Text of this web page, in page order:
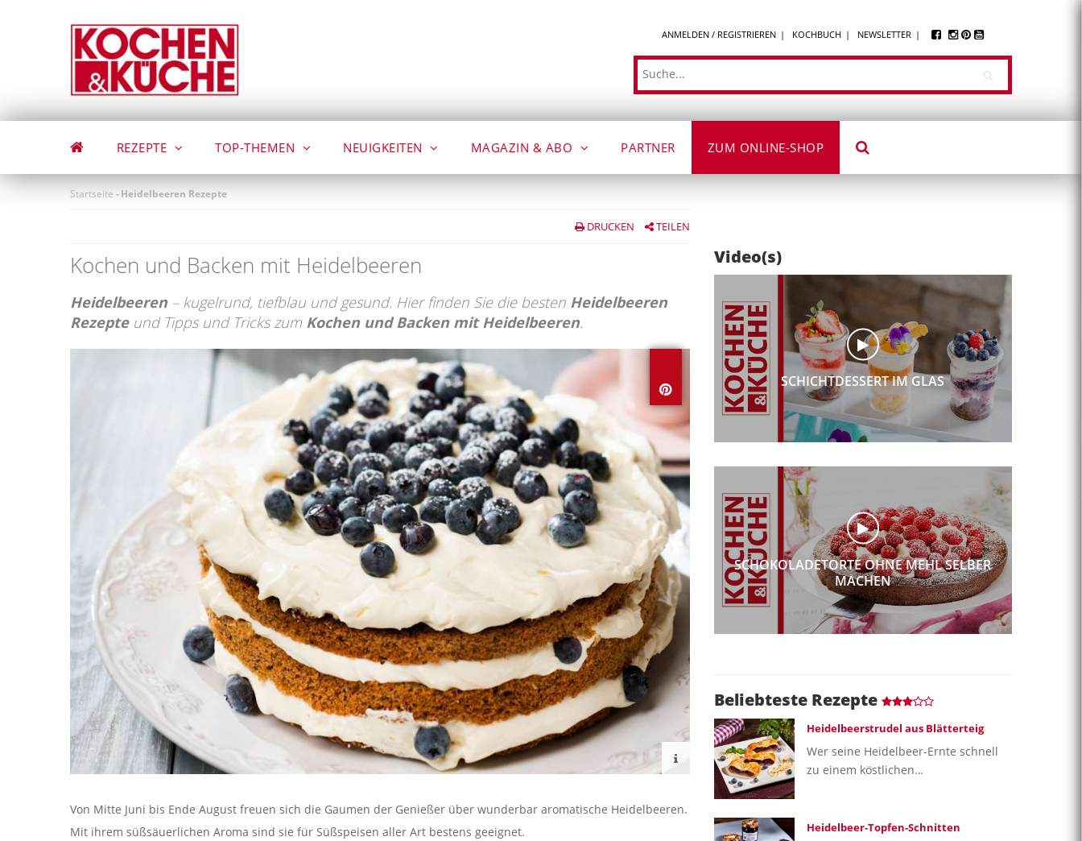
ANMELDEN / REGISTRIEREN KOCHBUCH NEWSLETTER
Suche
REZEPTE TOP-THEMEN NEUIGKEITEN MAGAZIN & ABO PARTNER ZUM ONLINE-SHOP
Startseite -Heidelbeeren Rezepte
DRUCKEN TEILEN
Kochen und Backen mit Heidelbeeren
Heidelbeeren– kugelrund, tiefblau und gesund. Hier finden Sie die besten Heidelbeeren
Rezepteund Tipps und Tricks zum Kochen und Backen mit Heidelbeeren.
Von Mitte Juni bis Ende August freuen sich die Gaumen der Genießer über wunderbar aromatische Heidelbeeren.
Mit ihrem süßsäuerlichen Aroma sind sie für Süßspeisen aller Art bestens geeignet.
Video(s)
SCHICHTDESSERT IM GLAS
SCHOKOLADETORTE OHNE MEHL SELBER
MACHEN
Beliebteste Rezepte
Heidelbeerstrudel aus Blätterteig
Wer seine Heidelbeer-Ernte schnell
zu einem köstlichen…
Heidelbeer-Topfen-Schnitten